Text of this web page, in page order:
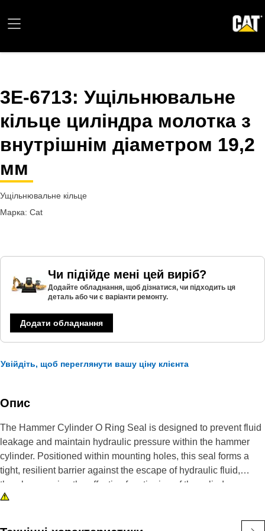
3E-6713: Ущільнювальне
кільце циліндра молотка з
внутрішнім діаметром 19,2
мм
Ущільнювальне кільце
Марка: Cat
Чи підійде мені цей виріб?
Додайте обладнання, щоб дізнатися, чи підходить ця
деталь або чи є варіанти ремонту.
Додати обладнання
Увійдіть, щоб переглянути вашу ціну клієнта
Опис
The Hammer Cylinder O Ring Seal is designed to prevent fluid
leakage and maintain hydraulic pressure within the hammer
cylinder. Positioned within mounting holes, this seal forms a
tight, resilient barrier against the escape of hydraulic fluid,
thereby ensuring the effective functioning of the cylinder.
Sealing off potential leak paths helps preserve hydraulic